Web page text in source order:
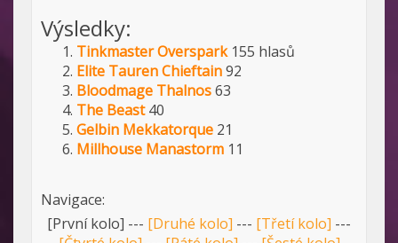
Výsledky:
Tinkmaster Overspark155 hlasů
Elite Tauren Chieftain92
Bloodmage Thalnos63
The Beast40
Gelbin Mekkatorque 21
Millhouse Manastorm 11
Navigace:
[První kolo] --- [Druhé kolo] --- [Třetí kolo] ---